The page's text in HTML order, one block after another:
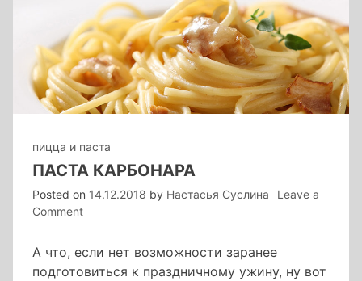
пицца и паста
ПАСТА КАРБОНАРА
Posted on 14.12.2018 by Настасья Суслина
Leave a
Commenton
А что, если нет возможности заранее
подготовиться к праздничному ужину, ну вот